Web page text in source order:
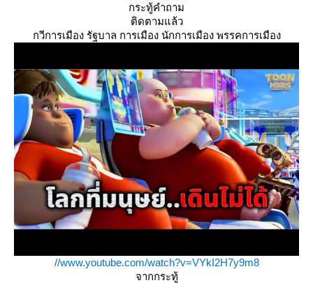
กระทู้คำถาม
ติดตามแล้ว
กวีการเมือง รัฐบาล การเมือง นักการเมือง พรรคการเมือง
//www.youtube.com/watch?v=VYkI2H7y9m8
จากกระทู้